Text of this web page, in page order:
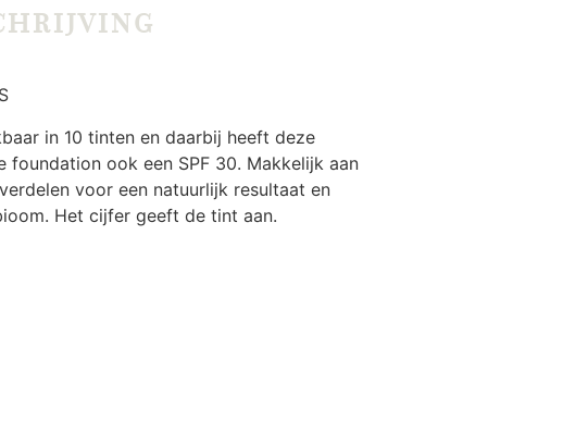
in 10 tinten en daarbij heeft deze
foundation ook een SPF 30. Makkelijk aan
voor een natuurlijk resultaat en
Het cijfer geeft de tint aan.